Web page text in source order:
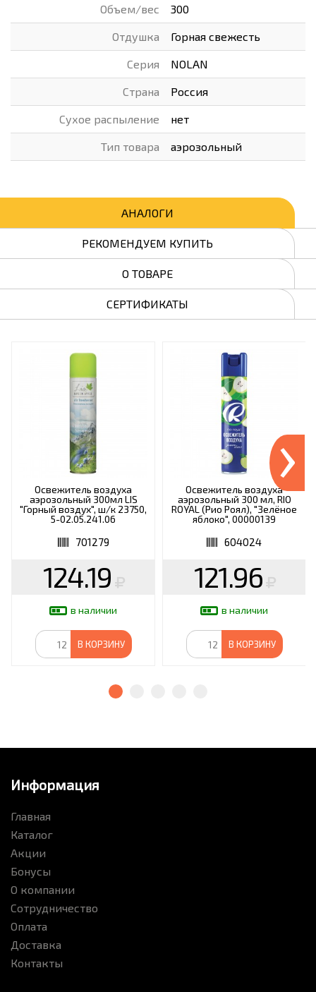
Объем/вес 300
Отдушка Горная свежесть
Серия NOLAN
Страна Россия
Сухое распыление нет
Тип товара аэрозольный
АНАЛОГИ
РЕКОМЕНДУЕМ КУПИТЬ
О ТОВАРЕ
СЕРТИФИКАТЫ
Освежитель воздуха
аэрозольный 300мл LIS
"Горный воздух", ш/к 23750,
5-02.05.241.06
701279
124.19
в наличии
В КОРЗИНУ
Освежитель воздуха
аэрозольный 300 мл, RIO
ROYAL (Рио Роял), "Зелёное
яблоко", 00000139
604024
121.96
в наличии
В КОРЗИНУ
›
Информация
Главная
Каталог
Акции
Бонусы
О компании
Сотрудничество
Оплата
Доставка
Контакты